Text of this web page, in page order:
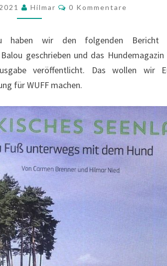
Hilmar Kommentare
0 Kommentare
haben wir den folgenden Bericht
geschrieben und das Hundemagazin
veröffentlicht. Das wollen wir
für WUFF machen.